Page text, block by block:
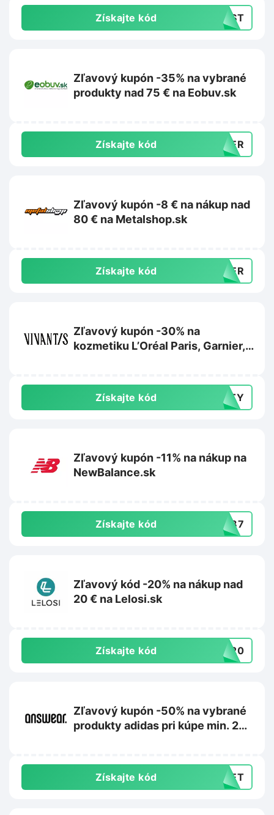
Získajte kód LAST
Zľavový kupón -35% na vybrané
produkty nad 75 € na Eobuv.sk
Získajte kód MMER
Zľavový kupón -8 € na nákup nad
80 € na Metalshop.sk
Získajte kód MMER
Zľavový kupón -30% na
kozmetiku L’Oréal Paris, Garnier,
Získajte kód AUTY
Zľavový kupón -11% na nákup na
NewBalance.sk
Získajte kód PW87
Zľavový kód -20% na nákup nad
20 € na Lelosi.sk
Získajte kód RA20
Zľavový kupón -50% na vybrané
produkty adidas pri kúpe min. 2
Získajte kód CRET